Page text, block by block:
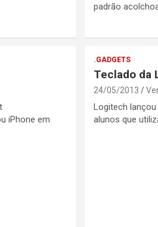
padrão
iPhone em
.GADGETS
Teclado da
24/05/2013
Logitech
alunos que